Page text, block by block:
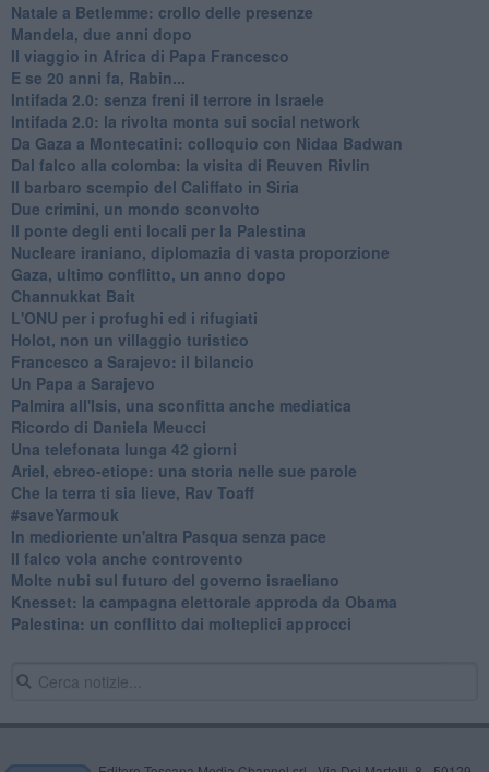
Natale a Betlemme: crollo delle presenze
Mandela, due anni dopo
Il viaggio in Africa di Papa Francesco
E se 20 anni fa, Rabin...
Intifada 2.0: senza freni il terrore in Israele
Intifada 2.0: la rivolta monta sui social network
Da Gaza a Montecatini: colloquio con Nidaa Badwan
Dal falco alla colomba: la visita di Reuven Rivlin
Il barbaro scempio del Califfato in Siria
Due crimini, un mondo sconvolto
Il ponte degli enti locali per la Palestina
Nucleare iraniano, diplomazia di vasta proporzione
Gaza, ultimo conflitto, un anno dopo
Channukkat Bait
L'ONU per i profughi ed i rifugiati
Holot, non un villaggio turistico
Francesco a Sarajevo: il bilancio
Un Papa a Sarajevo
Palmira all'Isis, una sconfitta anche mediatica
Ricordo di Daniela Meucci
​Una telefonata lunga 42 giorni
​Ariel, ebreo-etiope: una storia nelle sue parole
Che la terra ti sia lieve, Rav Toaff
​#saveYarmouk
​In medioriente un'altra Pasqua senza pace
​Il falco vola anche controvento
Molte nubi sul futuro del governo israeliano
Knesset: la campagna elettorale approda da Obama
Palestina: un conflitto dai molteplici approcci